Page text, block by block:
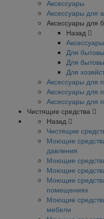
Аксессуары
Аксессуары для
Аксессуары для
Назад
Для
Для
Для
Аксессуары для
Аксессуары для
Аксессуары для
Чистящие средства
Назад
Чистящие
Моющие
давления
Моющие
Моющие
Моющие
помещениях
Моющие
мебели